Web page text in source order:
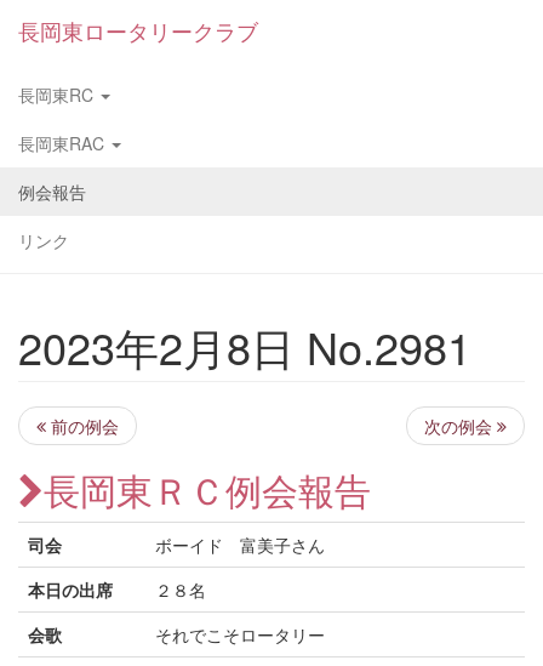
長岡東ロータリークラブ
長岡東RC
長岡東RAC
例会報告
リンク
2023年2月8日 No.2981
前の例会 次の例会
長岡東ＲＣ例会報告
司会
ボーイド 富美子さん
本日の出席
２８名
会歌
それでこそロータリー